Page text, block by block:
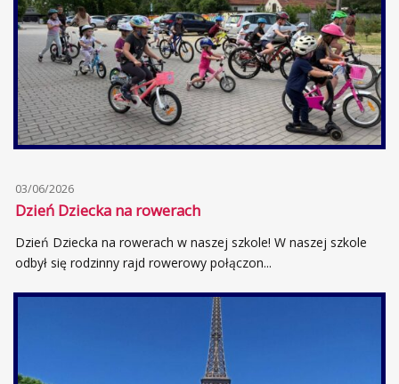
03/06/2026
Dzień Dziecka na rowerach
Dzień Dziecka na rowerach w naszej szkole! W naszej szkole
odbył się rodzinny rajd rowerowy połączon...